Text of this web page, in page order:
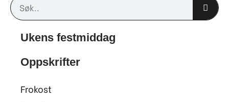
Ukens festmiddag
Oppskrifter
Frokost